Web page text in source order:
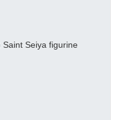
Seiya figurine